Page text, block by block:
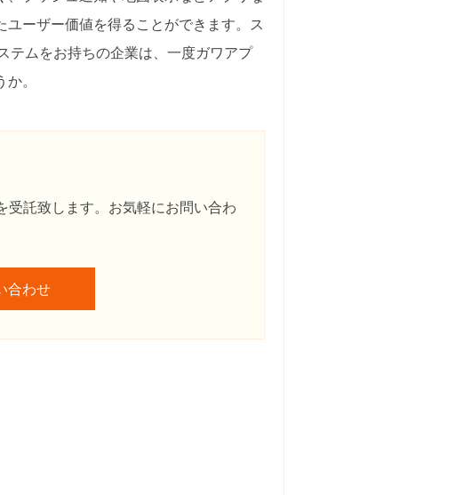
ーザー価値を得ることができます。ス
テムをお持ちの企業は、一度ガワアプ
。
受託致します。お気軽にお問い合わ
合わせ